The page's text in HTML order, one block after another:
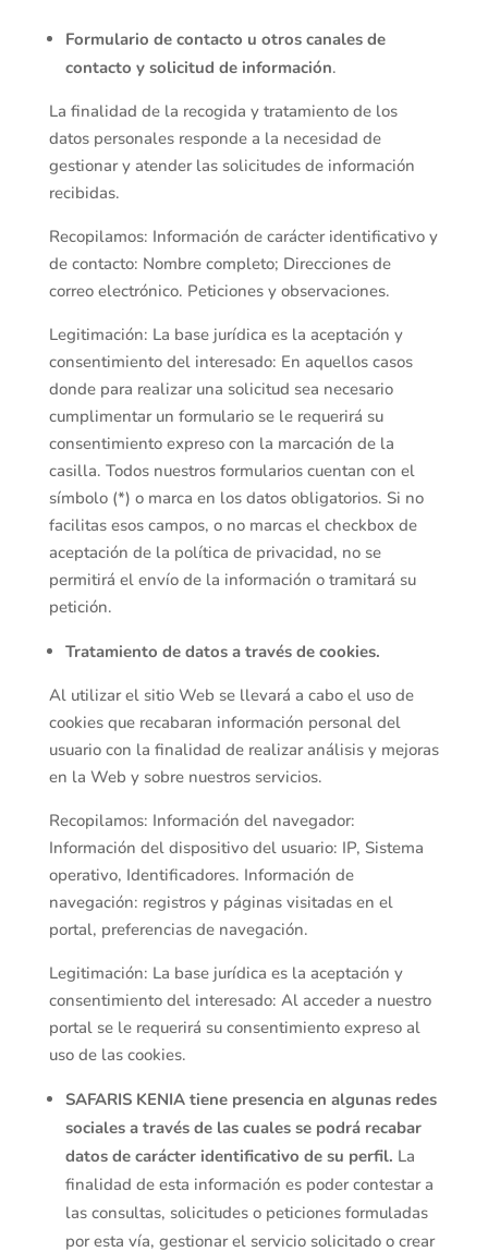
Formulario de contacto u otros canales de
contacto y solicitud de información.
La finalidad de la recogida y tratamiento de los
datos personales responde a la necesidad de
gestionar y atender las solicitudes de información
recibidas.
Recopilamos: Información de carácter identificativo y
de contacto: Nombre completo; Direcciones de
correo electrónico. Peticiones y observaciones.
Legitimación: La base jurídica es la aceptación y
consentimiento del interesado: En aquellos casos
donde para realizar una solicitud sea necesario
cumplimentar un formulario se le requerirá su
consentimiento expreso con la marcación de la
casilla. Todos nuestros formularios cuentan con el
símbolo (*) o marca en los datos obligatorios. Si no
facilitas esos campos, o no marcas el checkbox de
aceptación de la política de privacidad, no se
permitirá el envío de la información o tramitará su
petición.
Tratamiento de datos a través de cookies.
Al utilizar el sitio Web se llevará a cabo el uso de
cookies que recabaran información personal del
usuario con la finalidad de realizar análisis y mejoras
en la Web y sobre nuestros servicios.
Recopilamos: Información del navegador:
Información del dispositivo del usuario: IP, Sistema
operativo, Identificadores. Información de
navegación: registros y páginas visitadas en el
portal, preferencias de navegación.
Legitimación: La base jurídica es la aceptación y
consentimiento del interesado: Al acceder a nuestro
portal se le requerirá su consentimiento expreso al
uso de las cookies.
SAFARIS KENIA tiene presencia en algunas redes
sociales a través de las cuales se podrá recabar
datos de carácter identificativo de su perfil. La
finalidad de esta información es poder contestar a
las consultas, solicitudes o peticiones formuladas
por esta vía, gestionar el servicio solicitado o crear